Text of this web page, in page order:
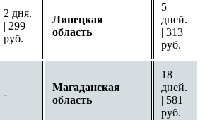
2 дня.
| 299
руб.
Липецкая
область
5
дней.
| 313
руб.
-
Магаданская
область
18
дней.
| 581
руб.